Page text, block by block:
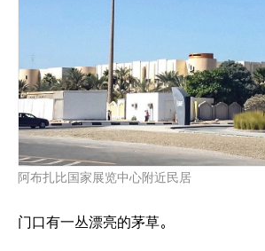
阿布扎比国家展览中心附近民居
门口有一丛漂亮的茅草。